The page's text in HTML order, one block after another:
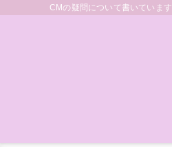
CMの疑問について書いています